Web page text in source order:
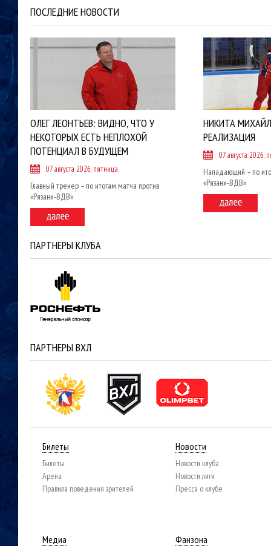
ПОСЛЕДНИЕ НОВОСТИ
ОЛЕГ ЛЕОНТЬЕВ: ВИДНО, ЧТО У
НЕКОТОРЫХ ЕСТЬ НЕПЛОХОЙ
ПОТЕНЦИАЛ В БУДУЩЕМ
07 августа 2026, пятница
Главный тренер – по итогам матча против
«Рязани-ВДВ»
НИКИТА
РЕАЛИЗАЦИЯ
07 августа 2026,
Нападающий – по
«Рязани-ВДВ»
ПАРТНЕРЫ КЛУБА
ПАРТНЕРЫ ВХЛ
Билеты
Билеты
Арена
Правила поведения зрителей
Новости
Новости клуба
Новости лиги
Пресса о клубе
Медиа Фанзона